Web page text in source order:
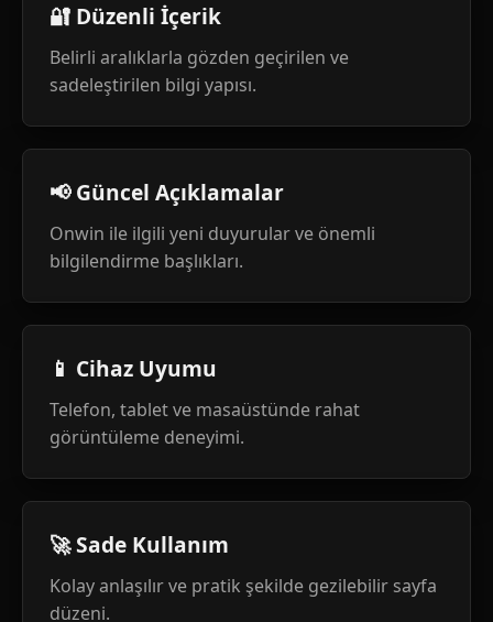
🔐 Düzenli İçerik
Belirli aralıklarla gözden geçirilen ve
sadeleştirilen bilgi yapısı.
📢 Güncel Açıklamalar
Onwin ile ilgili yeni duyurular ve önemli
bilgilendirme başlıkları.
📱 Cihaz Uyumu
Telefon, tablet ve masaüstünde rahat
görüntüleme deneyimi.
🚀 Sade Kullanım
Kolay anlaşılır ve pratik şekilde gezilebilir sayfa
düzeni.